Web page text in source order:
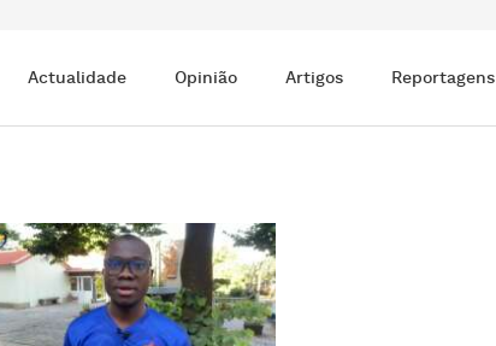
Actualidade Opinião Artigos Reportagens